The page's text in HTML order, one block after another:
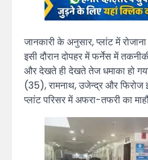
जानकारी के अनुसार, प्लांट में
इसी दौरान दोपहर में फर्नेस में
और देखते ही देखते तेज धमाका हो
(35), रामनाथ, उजेन्द्र और
प्लांट परिसर में अफरा-तफरी का